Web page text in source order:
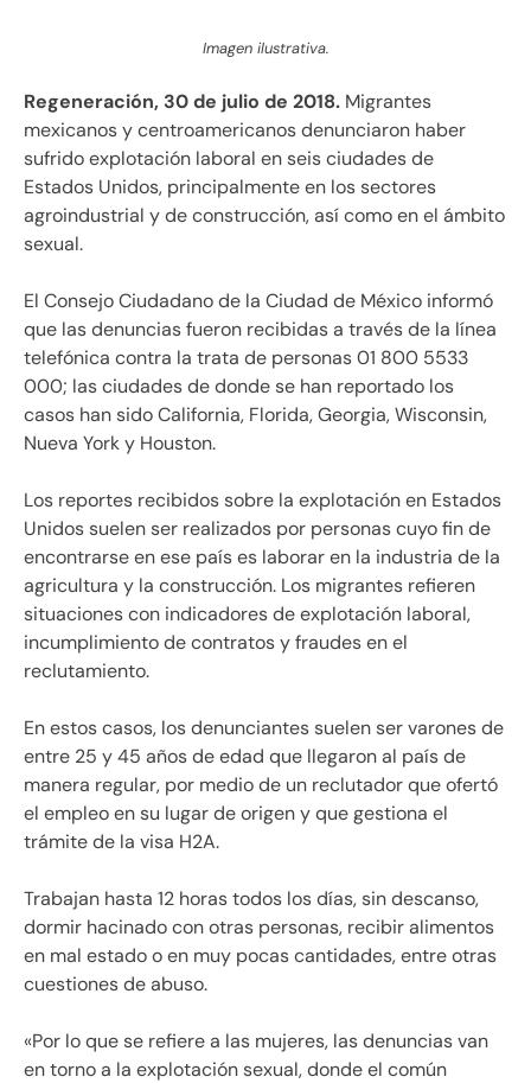
Imagen ilustrativa.
Regeneración, 30 de julio de 2018. Migrantes
mexicanos y centroamericanos denunciaron haber
sufrido explotación laboral en seis ciudades de
Estados Unidos, principalmente en los sectores
agroindustrial y de construcción, así como en el ámbito
sexual.
El Consejo Ciudadano de la Ciudad de México informó
que las denuncias fueron recibidas a través de la línea
telefónica contra la trata de personas 01 800 5533
000; las ciudades de donde se han reportado los
casos han sido California, Florida, Georgia, Wisconsin,
Nueva York y Houston.
Los reportes recibidos sobre la explotación en Estados
Unidos suelen ser realizados por personas cuyo fin de
encontrarse en ese país es laborar en la industria de la
agricultura y la construcción. Los migrantes refieren
situaciones con indicadores de explotación laboral,
incumplimiento de contratos y fraudes en el
reclutamiento.
En estos casos, los denunciantes suelen ser varones de
entre 25 y 45 años de edad que llegaron al país de
manera regular, por medio de un reclutador que ofertó
el empleo en su lugar de origen y que gestiona el
trámite de la visa H2A.
Trabajan hasta 12 horas todos los días, sin descanso,
dormir hacinado con otras personas, recibir alimentos
en mal estado o en muy pocas cantidades, entre otras
cuestiones de abuso.
«Por lo que se refiere a las mujeres, las denuncias van
en torno a la explotación sexual, donde el común